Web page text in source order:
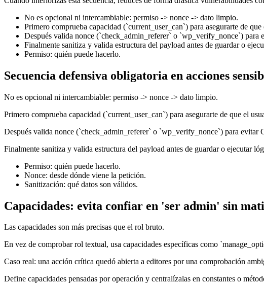
No es opcional ni intercambiable: permiso -> nonce -> dato limpio.
Primero comprueba capacidad (`current_user_can`) para asegurarte de
Después valida nonce (`check_admin_referer` o `wp_verify_nonce`) para
Finalmente sanitiza y valida estructura del payload antes de guardar o
Permiso: quién puede hacerlo.
Secuencia defensiva obligatoria en acciones
No es opcional ni intercambiable: permiso -> nonce -> dato limpio.
Primero comprueba capacidad (`current_user_can`) para asegurarte de que el
Después valida nonce (`check_admin_referer` o `wp_verify_nonce`) para evitar
Finalmente sanitiza y valida estructura del payload antes de guardar o ejecutar
Permiso: quién puede hacerlo.
Nonce: desde dónde viene la petición.
Sanitización: qué datos son válidos.
Capacidades: evita confiar en 'ser admin' sin
Las capacidades son más precisas que el rol bruto.
En vez de comprobar rol textual, usa capacidades específicas como
Caso real: una acción crítica quedó abierta a editores por una comprobación
Define capacidades pensadas por operación y centralízalas en constantes o